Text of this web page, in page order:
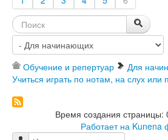
Обучение и репертуар
Для
Учиться играть по нотам, на слух
Время создания страницы:
Работает на Kunena